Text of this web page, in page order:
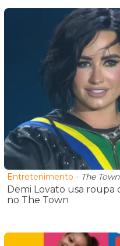
Entretenimento - The Town
Demi Lovato usa roupa
no The Town